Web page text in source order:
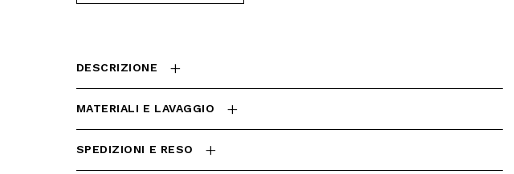
DESCRIZIONE
MATERIALI E LAVAGGIO
SPEDIZIONI E RESO